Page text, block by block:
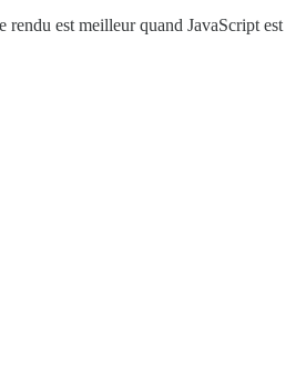
rendu est meilleur quand JavaScript est